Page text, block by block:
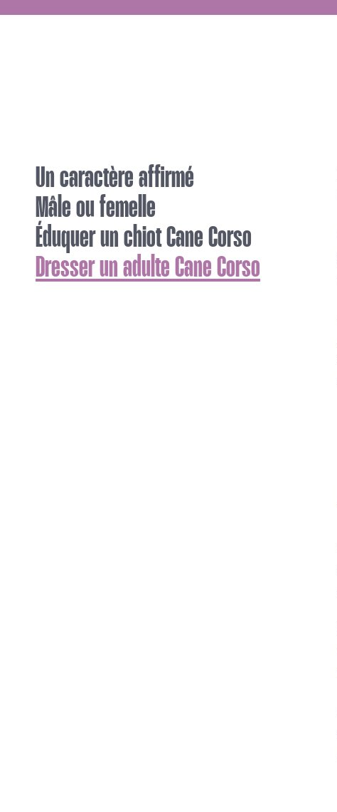
Un caractère affirmé
Mâle ou femelle
Éduquer un chiot Cane Corso
Dresser un adulte Cane Corso